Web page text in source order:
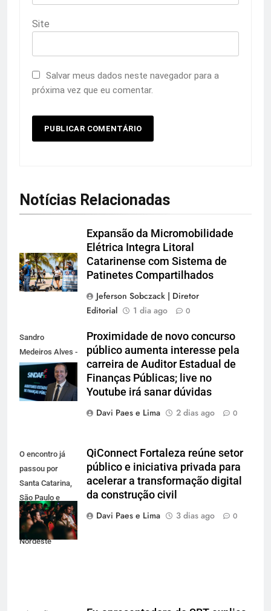
Site
Salvar meus dados neste navegador para a
próxima vez que eu comentar.
Notícias Relacionadas
Expansão da Micromobilidade
Elétrica Integra Litoral
Catarinense com Sistema de
Patinetes Compartilhados
Jeferson Sobczack | Diretor
Editorial
1 dia ago 0
Sandro
Medeiros Alves -
Presidente do
Sindaf-SC
Proximidade de novo concurso
público aumenta interesse pela
carreira de Auditor Estadual de
Finanças Públicas; live no
Youtube irá sanar dúvidas
Davi Paes e Lima
2 dias ago 0
O encontro já
passou por
Santa Catarina,
São Paulo e
Brasília e agora
desembarca no
Nordeste
QiConnect Fortaleza reúne setor
público e iniciativa privada para
acelerar a transformação digital
da construção civil
Davi Paes e Lima
3 dias ago 0